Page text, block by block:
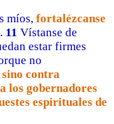
míos, fortalézcanse
. 11 Vístanse de
estar firmes
no
contra
los gobernadores
espirituales de